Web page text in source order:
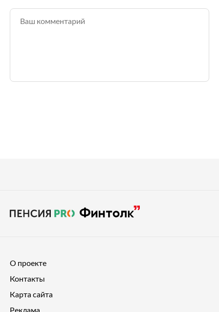
О проекте
Контакты
Карта сайта
Реклама